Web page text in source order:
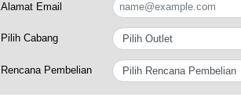
Alamat Email
Pilih Cabang
Rencana Pembelian